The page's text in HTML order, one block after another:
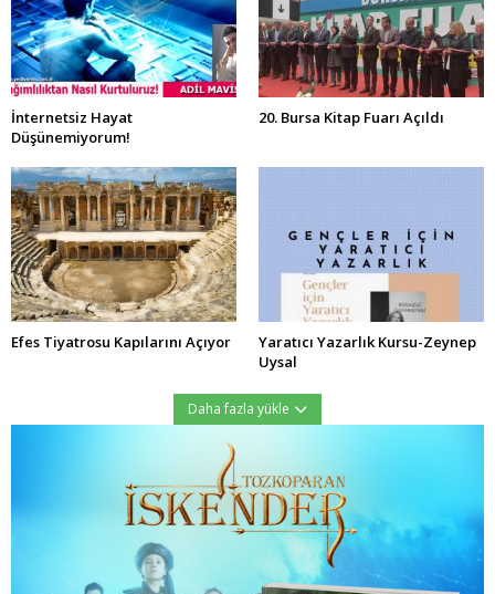
İnternetsiz Hayat
Düşünemiyorum!
20. Bursa Kitap Fuarı Açıldı
Efes Tiyatrosu Kapılarını Açıyor
Yaratıcı Yazarlık Kursu-Zeynep
Uysal
Daha fazla yükle